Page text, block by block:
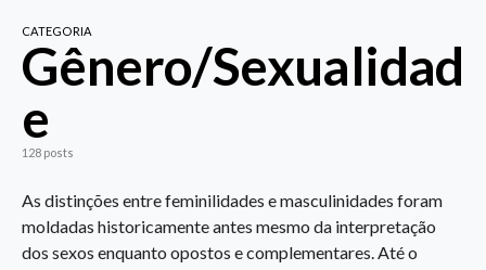
CATEGORIA
Gênero/Sexualidad
e
128 posts
As distinções entre feminilidades e masculinidades foram
moldadas historicamente antes mesmo da interpretação
dos sexos enquanto opostos e complementares. Até o